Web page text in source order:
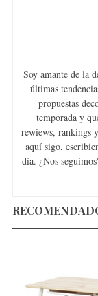
Soy amante de la
últimas
propuestas
temporada y
rewiews, rankings
aquí sigo,
día. ¿Nos